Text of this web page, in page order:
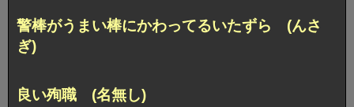
警棒がうまい棒にかわってるいたずら (んさ
ぎ)
良い殉職 (名無し)